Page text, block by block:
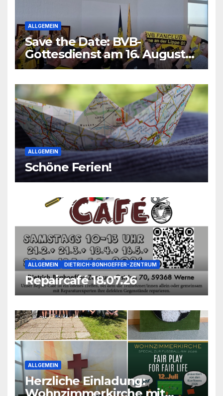
ALLGEMEIN
Save the Date: BVB-
Gottesdienst am 16. August
2026
ALLGEMEIN
Schöne Ferien!
ALLGEMEIN DIETRICH-BONHOEFFER-ZENTRUM
Repaircafé 18.07.26
ALLGEMEIN
Herzliche Einladung:
Wohnzimmerkirche mit